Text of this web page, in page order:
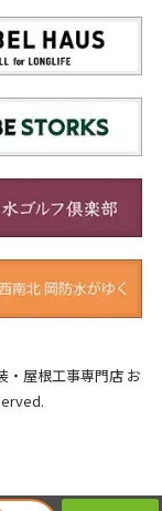
屋根工事専門店 お